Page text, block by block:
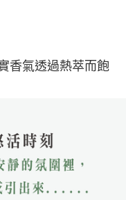
香氣透過熱萃而飽